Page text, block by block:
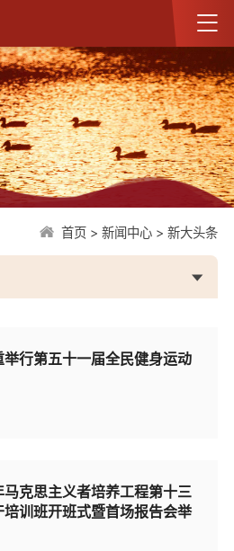
首页 >新闻中心 >新大头条
行第五十一届全民健身运动
克思主义者培养工程第十三
训班开班式暨首场报告会举